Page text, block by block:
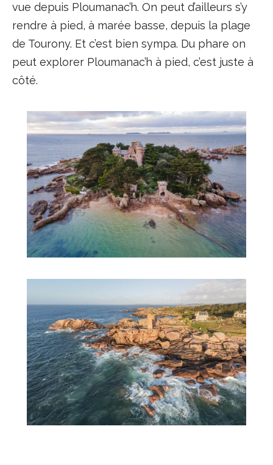
vue depuis Ploumanac’h. On peut d’ailleurs s’y
rendre à pied, à marée basse, depuis la plage
de Tourony. Et c’est bien sympa. Du phare on
peut explorer Ploumanac’h à pied, c’est juste à
côté.